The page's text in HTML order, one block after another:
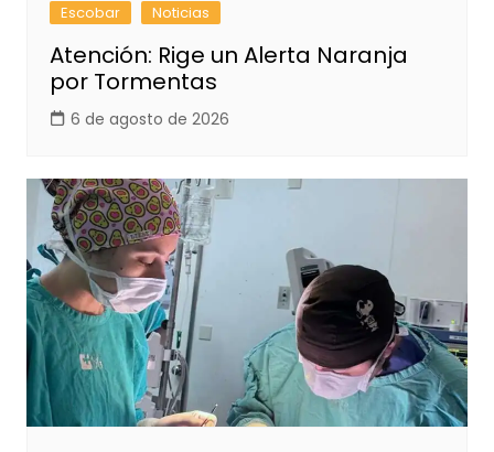
Escobar Noticias
Atención: Rige un Alerta Naranja
por Tormentas
6 de agosto de 2026